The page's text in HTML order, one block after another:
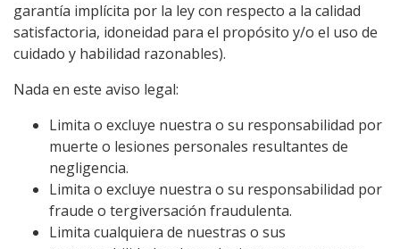
garantía implícita por la ley con respecto a la calidad
satisfactoria, idoneidad para el propósito y/o el uso de
cuidado y habilidad razonables).
Nada en este aviso legal:
Limita o excluye nuestra o su responsabilidad por
muerte o lesiones personales resultantes de
negligencia.
Limita o excluye nuestra o su responsabilidad por
fraude o tergiversación fraudulenta.
Limita cualquiera de nuestras o sus